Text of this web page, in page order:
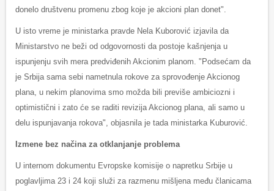
donelo društvenu promenu zbog koje je akcioni plan donet".
U isto vreme je ministarka pravde Nela Kuborović izjavila da
Ministarstvo ne beži od odgovornosti da postoje kašnjenja u
ispunjenju svih mera predviđenih Akcionim planom. "Podsećam da
je Srbija sama sebi nametnula rokove za sprovođenje Akcionog
plana, u nekim planovima smo možda bili previše ambiciozni i
optimistični i zato će se raditi revizija Akcionog plana, ali samo u
delu ispunjavanja rokova", objasnila je tada ministarka Kuburović.
Izmene bez načina za otklanjanje problema
U internom dokumentu Evropske komisije o napretku Srbije u
poglavljima 23 i 24 koji služi za razmenu mišljena među članicama